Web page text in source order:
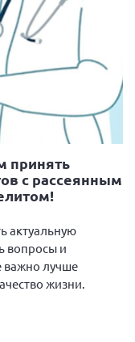
(26-
принять
с рассеянным
актуальную
вопросы и
важно лучше
жизни.